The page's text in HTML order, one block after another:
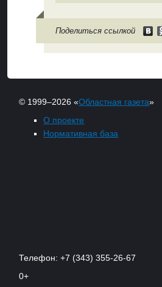
Поделиться ссылкой
© 1999–2026 «Областная газета»
О проекте
Нормативная база
Телефон: +7 (343) 355-26-67
0+